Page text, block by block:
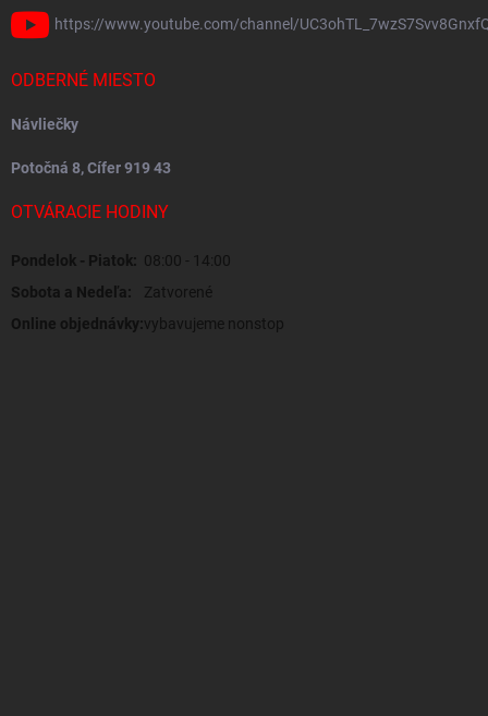
https://www.youtube.com/channel/
ODBERNÉ MIESTO
Návliečky
Potočná 8, Cífer 919 43
OTVÁRACIE HODINY
Pondelok - Piatok: 08:00 - 14:00
Sobota a Nedeľa:
Zatvorené
Online objednávky:vybavujeme nonstop